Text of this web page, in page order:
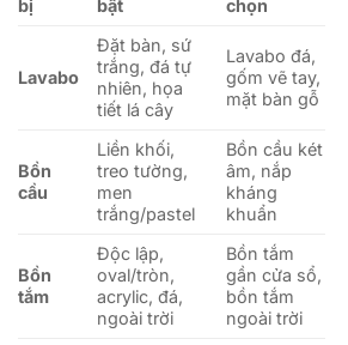
bị
bật
chọn
Lavabo
Đặt bàn, sứ
trắng, đá tự
nhiên, họa
tiết lá cây
Lavabo đá,
gốm vẽ tay,
mặt bàn gỗ
Bồn
cầu
Liền khối,
treo tường,
men
trắng/pastel
Bồn cầu két
âm, nắp
kháng
khuẩn
Bồn
tắm
Độc lập,
oval/tròn,
acrylic, đá,
ngoài trời
Bồn tắm
gần cửa sổ,
bồn tắm
ngoài trời